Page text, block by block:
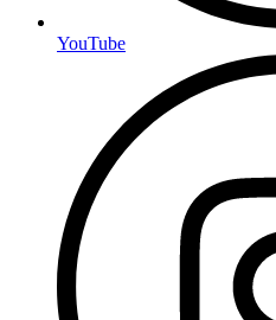
YouTube